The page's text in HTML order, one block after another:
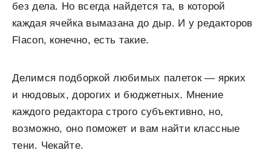
без дела. Но всегда найдется та, в которой
каждая ячейка вымазана до дыр. И у редакторов
Flacon, конечно, есть такие.
Делимся подборкой любимых палеток — ярких
и нюдовых, дорогих и бюджетных. Мнение
каждого редактора строго субъективно, но,
возможно, оно поможет и вам найти классные
тени. Чекайте.